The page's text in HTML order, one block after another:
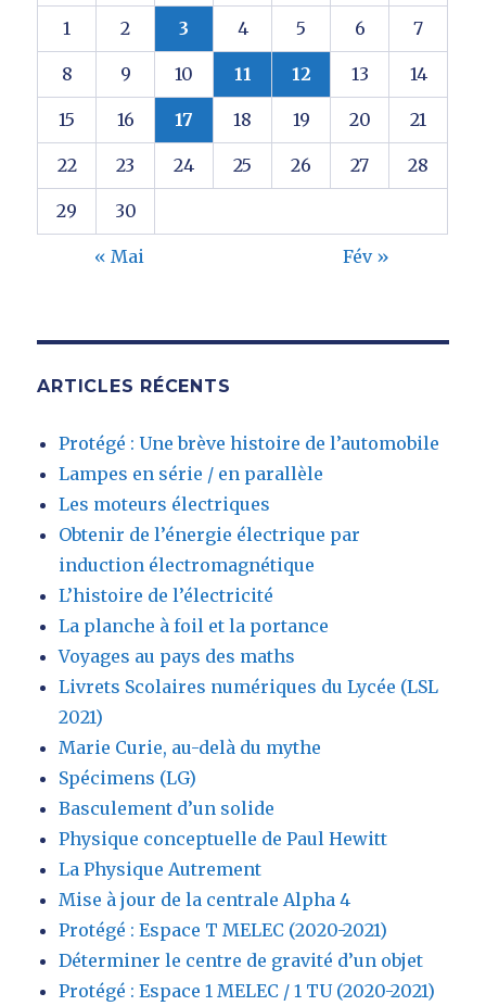
1 2 3 4 5 6 7
8 9 10 11 12 13 14
15 16 17 18 19 20 21
22 23 24 25 26 27 28
29 30
« Mai Fév »
ARTICLES RÉCENTS
Protégé : Une brève histoire de l’automobile
Lampes en série / en parallèle
Les moteurs électriques
Obtenir de l’énergie électrique par
induction électromagnétique
L’histoire de l’électricité
La planche à foil et la portance
Voyages au pays des maths
Livrets Scolaires numériques du Lycée (LSL
2021)
Marie Curie, au-delà du mythe
Spécimens (LG)
Basculement d’un solide
Physique conceptuelle de Paul Hewitt
La Physique Autrement
Mise à jour de la centrale Alpha 4
Protégé : Espace T MELEC (2020-2021)
Déterminer le centre de gravité d’un objet
Protégé : Espace 1 MELEC / 1 TU (2020-2021)